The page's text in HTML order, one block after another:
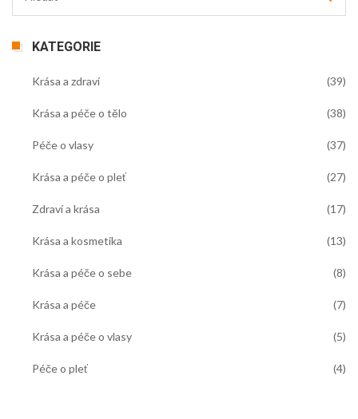
KATEGORIE
Krása a zdraví (39)
Krása a péče o tělo (38)
Péče o vlasy (37)
Krása a péče o pleť (27)
Zdraví a krása (17)
Krása a kosmetika (13)
Krása a péče o sebe (8)
Krása a péče (7)
Krása a péče o vlasy (5)
Péče o pleť (4)